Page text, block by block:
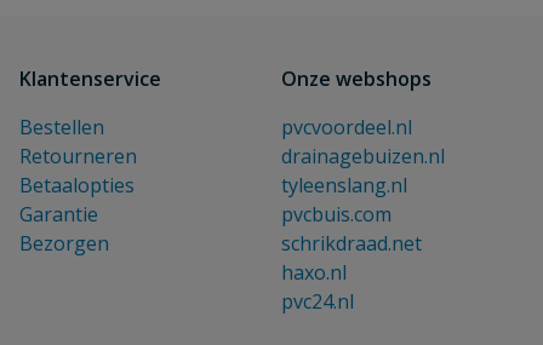
Klantenservice
Bestellen
Retourneren
Betaalopties
Garantie
Bezorgen
Onze webshops
pvcvoordeel.nl
drainagebuizen.nl
tyleenslang.nl
pvcbuis.com
schrikdraad.net
haxo.nl
pvc24.nl